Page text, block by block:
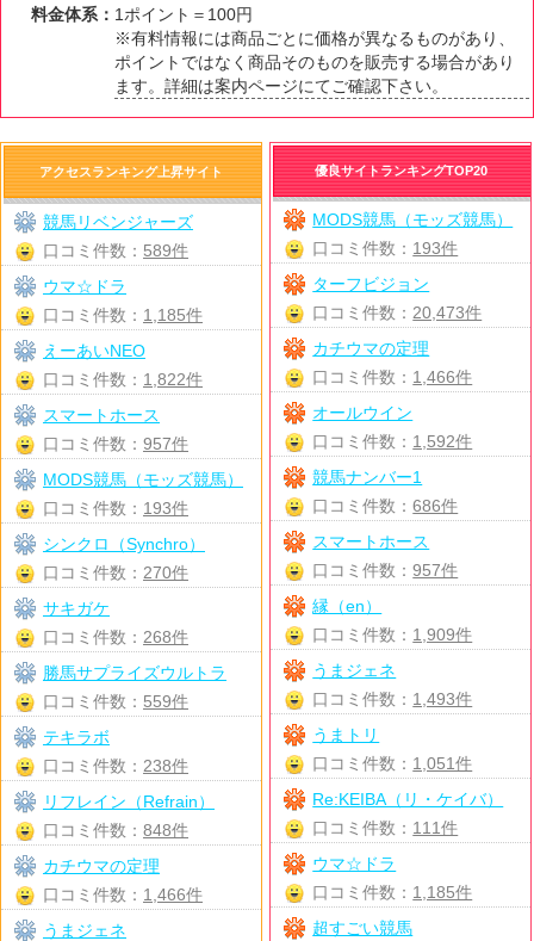
料金体系： 1ポイント＝100円
※有料情報には商品ごとに価格が異なるものがあり、
ポイントではなく商品そのものを販売する場合があり
ます。詳細は案内ページにてご確認下さい。
優良サイトランキングTOP20
MODS競馬（モッズ競馬）
口コミ件数： 193件
ターフビジョン
口コミ件数： 20,473件
カチウマの定理
口コミ件数： 1,466件
オールウイン
口コミ件数： 1,592件
競馬ナンバー1
口コミ件数：686件
スマートホース
口コミ件数：957件
縁（en）
口コミ件数： 1,909件
うまジェネ
口コミ件数： 1,493件
うまトリ
口コミ件数： 1,051件
Re:KEIBA（リ・ケイバ）
口コミ件数： 111件
ウマ☆ドラ
口コミ件数： 1,185件
超すごい競馬
アクセスランキング上昇サイト
競馬リベンジャーズ
口コミ件数： 589件
ウマ☆ドラ
口コミ件数： 1,185件
えーあいNEO
口コミ件数： 1,822件
スマートホース
口コミ件数： 957件
MODS競馬（モッズ競馬）
口コミ件数： 193件
シンクロ（Synchro）
口コミ件数： 270件
サキガケ
口コミ件数： 268件
勝馬サプライズウルトラ
口コミ件数： 559件
テキラボ
口コミ件数： 238件
リフレイン（Refrain）
口コミ件数： 848件
カチウマの定理
口コミ件数： 1,466件
うまジェネ